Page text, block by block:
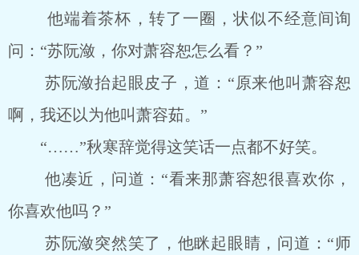
他端着茶杯，转了一圈，状似不经意间询
问：“苏阮潋，你对萧容恕怎么看？”
苏阮潋抬起眼皮子，道：“原来他叫萧容恕
啊，我还以为他叫萧容茹。”
“……”秋寒辞觉得这笑话一点都不好笑。
他凑近，问道：“看来那萧容恕很喜欢你，
你喜欢他吗？”
苏阮潋突然笑了，他眯起眼睛，问道：“师